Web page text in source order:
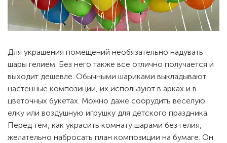
Для украшения помещений необязательно надувать
шары гелием. Без него также все отлично получается и
выходит дешевле. Обычными шариками выкладывают
настенные композиции, их используют в арках и в
цветочных букетах. Можно даже соорудить веселую
елку или воздушную игрушку для детского праздника.
Перед тем, как украсить комнату шарами без гелия,
желательно набросать план композиции на бумаге. Он